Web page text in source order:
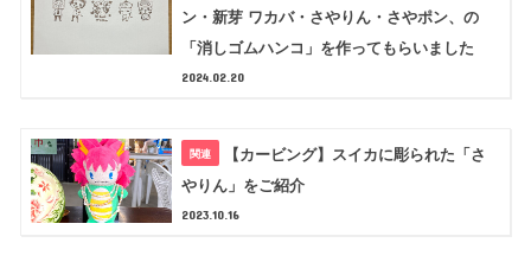
ン・新芽 ワカバ・さやりん・さやポン、の
「消しゴムハンコ」を作ってもらいました
2024.02.20
【カービング】スイカに彫られた「さ
やりん」をご紹介
2023.10.16